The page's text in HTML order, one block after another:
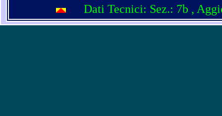
Dati Tecnici: Sez.: 7b ,